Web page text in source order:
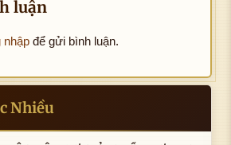
luận
nhập để gửi bình luận.
Nhiều